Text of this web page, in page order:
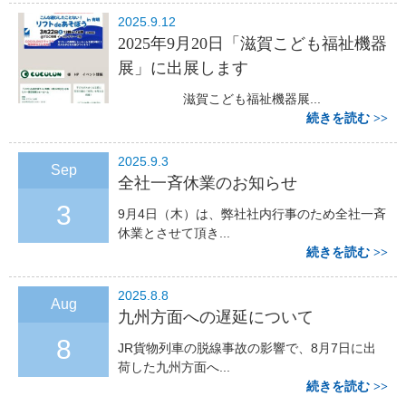
2025.9.12
2025年9月20日「滋賀こども福祉機器
展」に出展します
滋賀こども福祉機器展...
続きを読む
Sep
3
2025.9.3
全社一斉休業のお知らせ
9月4日（木）は、弊社社内行事のため全社一斉
休業とさせて頂き...
続きを読む
Aug
8
2025.8.8
九州方面への遅延について
JR貨物列車の脱線事故の影響で、8月7日に出
荷した九州方面へ...
続きを読む